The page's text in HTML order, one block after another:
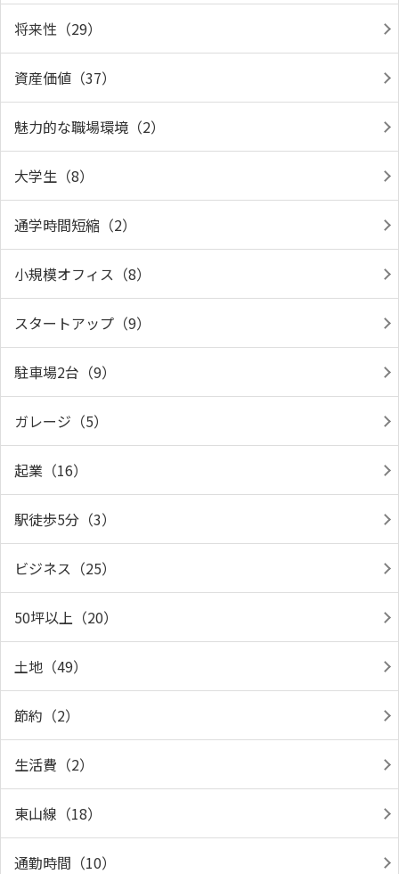
将来性（29）
資産価値（37）
魅力的な職場環境（2）
大学生（8）
通学時間短縮（2）
小規模オフィス（8）
スタートアップ（9）
駐車場2台（9）
ガレージ（5）
起業（16）
駅徒歩5分（3）
ビジネス（25）
50坪以上（20）
土地（49）
節約（2）
生活費（2）
東山線（18）
通勤時間（10）